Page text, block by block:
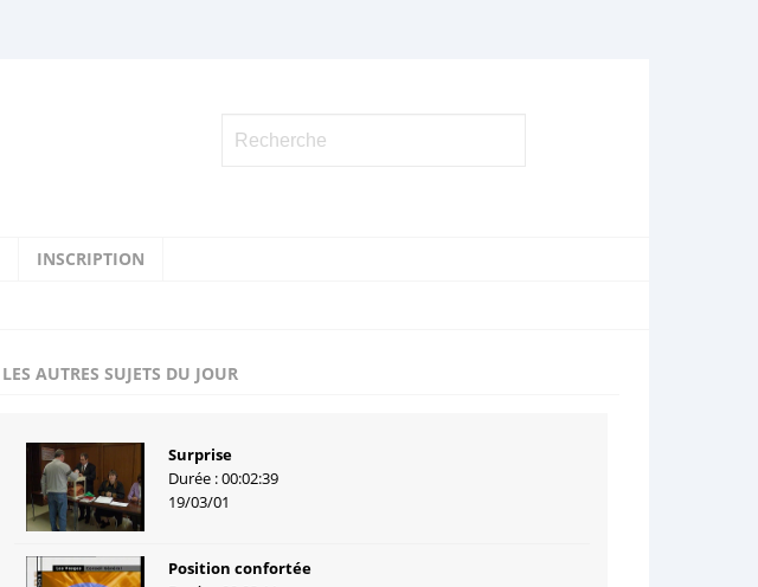
INSCRIPTION
LES AUTRES SUJETS DU JOUR
Surprise
Durée : 00:02:39
19/03/01
Position confortée